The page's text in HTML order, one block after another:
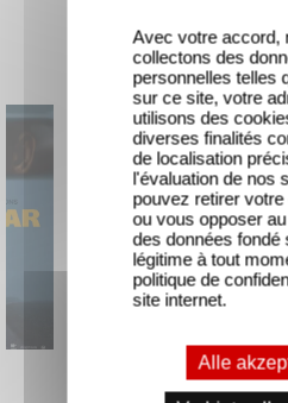
Unfamiliar
Avec votre accord,
collectons des
personnelles telles
sur ce site, votre
utilisons des
diverses finalités
de localisation
l'évaluation de nos
pouvez retirer
ou vous opposer
des données fondé
légitime à tout
politique de
site internet.
Alle